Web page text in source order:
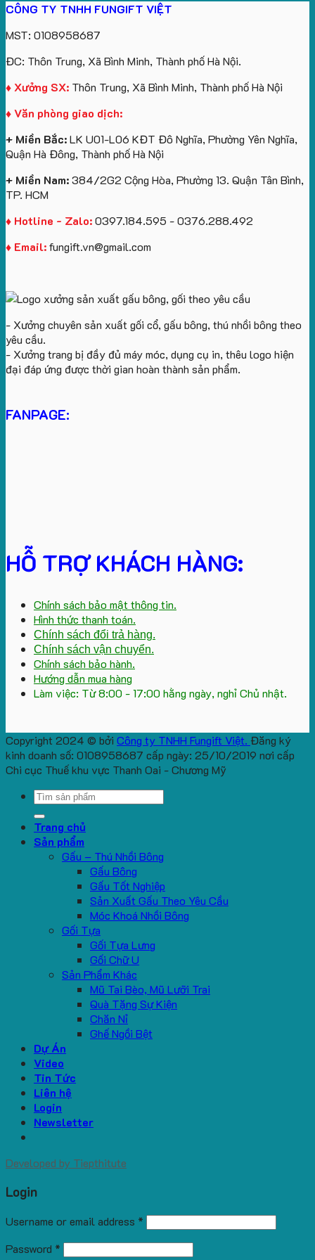
theo
yêu
cầu
Vinhomes
logo
Future
Group
in
Catherine
tặng
Tặng
Sự
Kiện
U
Logo
CÔNG TY TNHH FUNGIFT VIỆT
MST: 0108958687
ĐC: Thôn Trung, Xã Bình Minh, Thành phố Hà Nội.
♦ Xưởng SX: Thôn Trung, Xã Bình Minh, Thành phố Hà Nội
♦ Văn phòng giao dịch:
+ Miền Bắc:LK U01-L06 KĐT Đô Nghĩa, Phường Yên Nghĩa,
Quận Hà Đông, Thành phố Hà Nội
+ Miền Nam:384/2G2 Cộng Hòa, Phường 13. Quận Tân Bình,
TP. HCM
♦ Hotline - Zalo:0397.184.595 - 0376.288.492
♦ Email:fungift.vn@gmail.com
- Xưởng chuyên sản xuất gối cổ, gấu bông, thú nhồi bông theo
yêu cầu.
- Xưởng trang bị đầy đủ máy móc, dụng cụ in, thêu logo hiện
đại đáp ứng được thời gian hoàn thành sản phẩm.
FANPAGE:
HỖ TRỢ KHÁCH HÀNG:
Chính sách bảo mật thông tin.
Hình thức thanh toán.
Chính sách đổi trả hàng.
Chính sách vận chuyển.
Chính sách bảo hành.
Hướng dẫn mua hàng
Làm việc: Từ 8:00 - 17:00 hằng ngày, nghỉ Chủ nhật.
Copyright 2024 © bởi Công ty TNHH Fungift Việt. Đăng ký
kinh doanh số: 0108958687 cấp ngày: 25/10/2019 nơi cấp
Chi cục Thuế khu vực Thanh Oai - Chương Mỹ
Search
for:
Trang chủ
Sản phẩm
Gấu – Thú Nhồi Bông
Gấu Bông
Gấu Tốt Nghiệp
Sản Xuất Gấu Theo Yêu Cầu
Móc Khoá Nhồi Bông
Gối Tựa
Gối Tựa Lưng
Gối Chữ U
Sản Phẩm Khác
Mũ Tai Bèo, Mũ Lưỡi Trai
Quà Tặng Sự Kiện
Chăn Nỉ
Ghế Ngồi Bệt
Dự Án
Video
Tin Tức
Liên hệ
Login
Newsletter
Developed by Tiepthitute
Login
Username or email address *
Password *